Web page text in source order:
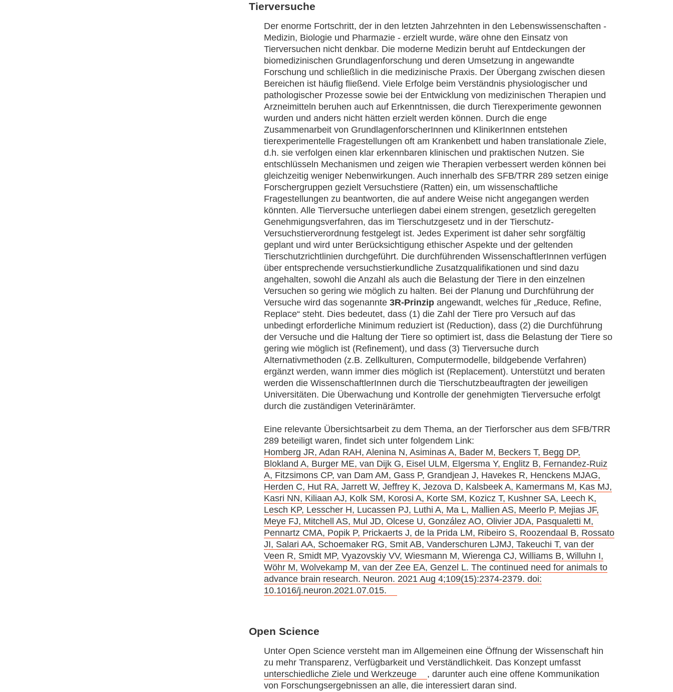
Tierversuche
Der enorme Fortschritt, der in den letzten Jahrzehnten in den Lebenswissenschaften -
Medizin, Biologie und Pharmazie - erzielt wurde, wäre ohne den Einsatz von
Tierversuchen nicht denkbar. Die moderne Medizin beruht auf Entdeckungen der
biomedizinischen Grundlagenforschung und deren Umsetzung in angewandte
Forschung und schließlich in die medizinische Praxis. Der Übergang zwischen diesen
Bereichen ist häufig fließend. Viele Erfolge beim Verständnis physiologischer und
pathologischer Prozesse sowie bei der Entwicklung von medizinischen Therapien und
Arzneimitteln beruhen auch auf Erkenntnissen, die durch Tierexperimente gewonnen
wurden und anders nicht hätten erzielt werden können. Durch die enge
Zusammenarbeit von GrundlagenforscherInnen und KlinikerInnen entstehen
tierexperimentelle Fragestellungen oft am Krankenbett und haben translationale Ziele,
d.h. sie verfolgen einen klar erkennbaren klinischen und praktischen Nutzen. Sie
entschlüsseln Mechanismen und zeigen wie Therapien verbessert werden können bei
gleichzeitig weniger Nebenwirkungen. Auch innerhalb des SFB/TRR 289 setzen einige
Forschergruppen gezielt Versuchstiere (Ratten) ein, um wissenschaftliche
Fragestellungen zu beantworten, die auf andere Weise nicht angegangen werden
könnten. Alle Tierversuche unterliegen dabei einem strengen, gesetzlich geregelten
Genehmigungsverfahren, das im Tierschutzgesetz und in der Tierschutz-
Versuchstierverordnung festgelegt ist. Jedes Experiment ist daher sehr sorgfältig
geplant und wird unter Berücksichtigung ethischer Aspekte und der geltenden
Tierschutzrichtlinien durchgeführt. Die durchführenden WissenschaftlerInnen verfügen
über entsprechende versuchstierkundliche Zusatzqualifikationen und sind dazu
angehalten, sowohl die Anzahl als auch die Belastung der Tiere in den einzelnen
Versuchen so gering wie möglich zu halten. Bei der Planung und Durchführung der
Versuche wird das sogenannte 3R-Prinzip angewandt, welches für „Reduce, Refine,
Re­place“ steht. Dies bedeutet, dass (1) die Zahl der Tiere pro Versuch auf das
unbedingt erforderliche Minimum reduziert ist (Reduction), dass (2) die Durchführung
der Versuche und die Haltung der Tiere so optimiert ist, dass die Belastung der Tiere so
gering wie möglich ist (Refinement), und dass (3) Tierversuche durch
Alternativmethoden (z.B. Zellkulturen, Computermodelle, bildgebende Verfahren)
ergänzt werden, wann immer dies möglich ist (Replacement). Unterstützt und beraten
werden die WissenschaftlerInnen durch die Tierschutzbeauftragten der jeweiligen
Universitäten. Die Überwachung und Kontrolle der genehmigten Tierversuche erfolgt
durch die zuständigen Veterinärämter.
Eine relevante Übersichtsarbeit zu dem Thema, an der Tierforscher aus dem SFB/TRR
289 beteiligt waren, findet sich unter folgendem Link:
Homberg JR, Adan RAH, Alenina N, Asiminas A, Bader M, Beckers T, Begg DP,
Blokland A, Burger ME, van Dijk G, Eisel ULM, Elgersma Y, Englitz B, Fernandez-Ruiz
A, Fitzsimons CP, van Dam AM, Gass P, Grandjean J, Havekes R, Henckens MJAG,
Herden C, Hut RA, Jarrett W, Jeffrey K, Jezova D, Kalsbeek A, Kamermans M, Kas MJ,
Kasri NN, Kiliaan AJ, Kolk SM, Korosi A, Korte SM, Kozicz T, Kushner SA, Leech K,
Lesch KP, Lesscher H, Lucassen PJ, Luthi A, Ma L, Mallien AS, Meerlo P, Mejias JF,
Meye FJ, Mitchell AS, Mul JD, Olcese U, González AO, Olivier JDA, Pasqualetti M,
Pennartz CMA, Popik P, Prickaerts J, de la Prida LM, Ribeiro S, Roozendaal B, Rossato
JI, Salari AA, Schoemaker RG, Smit AB, Vanderschuren LJMJ, Takeuchi T, van der
Veen R, Smidt MP, Vyazovskiy VV, Wiesmann M, Wierenga CJ, Williams B, Willuhn I,
Wöhr M, Wolvekamp M, van der Zee EA, Genzel L. The continued need for animals to
advance brain research. Neuron. 2021 Aug 4;109(15):2374-2379. doi:
10.1016/j.neuron.2021.07.015.
Open Science
Unter Open Science versteht man im Allgemeinen eine Öffnung der Wissenschaft hin
zu mehr Transparenz, Verfügbarkeit und Verständlichkeit. Das Konzept umfasst
unterschiedliche Ziele und Werkzeuge
, darunter auch eine offene Kommunikation
von Forschungsergebnissen an alle, die interessiert daran sind.